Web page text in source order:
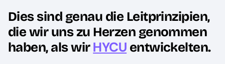
Dies sind genau die Leitprinzipien,
die wir uns zu Herzen genommen
haben, als wirHYCU entwickelten.